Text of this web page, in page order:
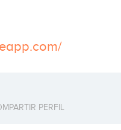
PERFIL